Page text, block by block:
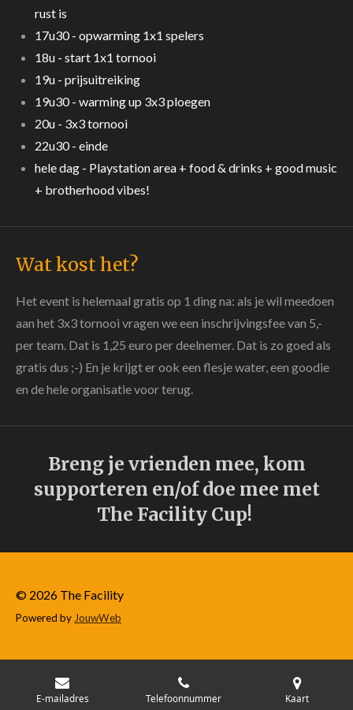
rust is
17u30 - opwarming 1x1 spelers
18u - start 1x1 tornooi
19u - prijsuitreiking
19u30 - warming up 3x3 ploegen
20u - 3x3 tornooi
22u30 - einde
hele dag - Playstation area + food & drinks + good music
+ brotherhood vibes!
Wat kost het?
Het event is helemaal gratis op 1 ding na: als je wil meedoen
aan het 3x3 tornooi vragen we een inschrijvingsfee van 5,-
per team. Dat is 1,25 euro per deelnemer. Dat is zo goed als
gratis dus ;-) En je krijgt er ook een flesje water, een goodie
en de hele organisatie voor terug.
Breng je vrienden mee, kom
supporteren en/of doe mee met
The Facility Cup!
© 2026 The Facility
Powered byJouwWeb
E-mailadres Telefoonnummer Kaart